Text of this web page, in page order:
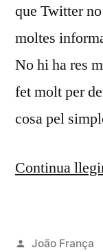
que Twitter
moltes
No hi ha res
fet molt per
cosa pel
Continua
Publicat
João França